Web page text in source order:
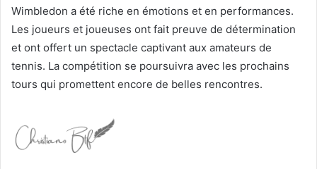
Wimbledon a été riche en émotions et en performances.
Les joueurs et joueuses ont fait preuve de détermination
et ont offert un spectacle captivant aux amateurs de
tennis. La compétition se poursuivra avec les prochains
tours qui promettent encore de belles rencontres.